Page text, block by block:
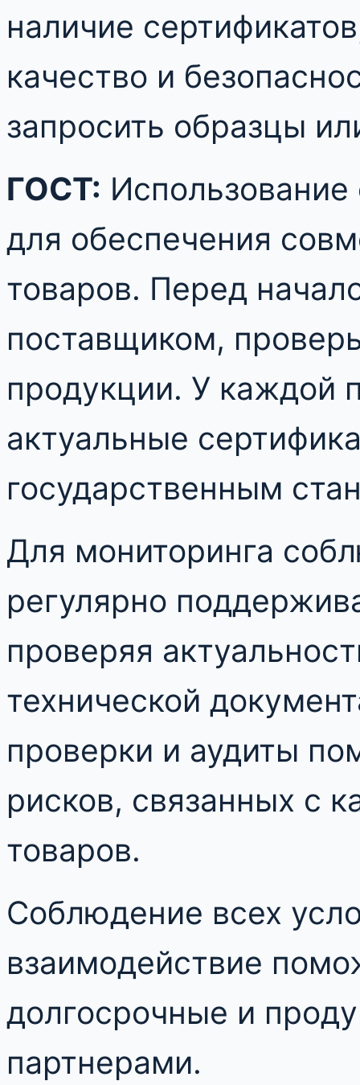
наличие
качество и
запросить образцы
ГОСТ:
для обеспечения
товаров. Перед
поставщиком,
продукции. У каждой
актуальные
государственным
Для мониторинга
регулярно
проверяя
технической
проверки и аудиты
рисков, связанных с
товаров.
Соблюдение всех
взаимодействие
долгосрочные и
партнерами.